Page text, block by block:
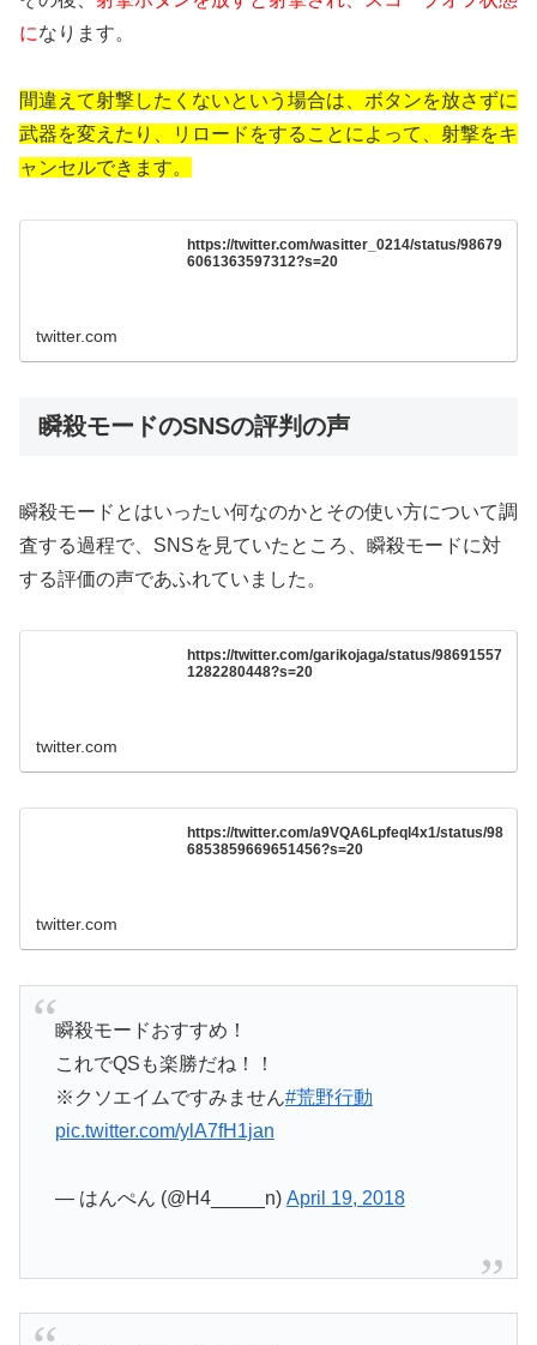
になります。
間違えて射撃したくないという場合は、ボタンを放さずに
武器を変えたり、リロードをすることによって、射撃をキ
ャンセルできます。
https://twitter.com/wasitter_0214/status/98679
6061363597312?s=20
twitter.com
瞬殺モードのSNSの評判の声
瞬殺モードとはいったい何なのかとその使い方について調
査する過程で、SNSを見ていたところ、瞬殺モードに対
する評価の声であふれていました。
https://twitter.com/garikojaga/status/98691557
1282280448?s=20
twitter.com
https://twitter.com/a9VQA6Lpfeql4x1/status/98
6853859669651456?s=20
twitter.com
瞬殺モードおすすめ！
これでQSも楽勝だね！！
※クソエイムですみません#荒野行動
pic.twitter.com/ylA7fH1jan
— はんぺん (@H4_____n) April 19, 2018